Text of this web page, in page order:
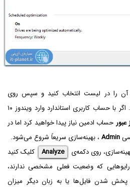
آن را در لیست انتخاب کنید و سپس روی
کلیک کنید. اگر با حساب کاربری استاندارد وارد ویندوز ۱۰
عبور حساب ادمین نیاز پیدا خواهید کرد اما در
Admin، بهینه‌سازی سریعاً شروع می‌شود.
Analyze
کلیک کنید
که وضعیت فعلی مشخصی ندارند،
شدن فایل‌ها یا به زبان دیگر میزان